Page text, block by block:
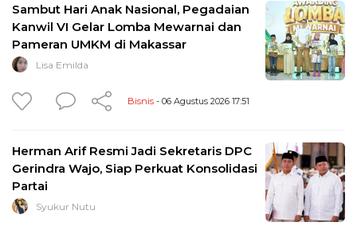
Sambut Hari Anak Nasional, Pegadaian
Kanwil VI Gelar Lomba Mewarnai dan
Pameran UMKM di Makassar
Lisa Emilda
Bisnis - 06 Agustus 2026 17:51
Herman Arif Resmi Jadi Sekretaris DPC
Gerindra Wajo, Siap Perkuat Konsolidasi
Partai
Syukur Nutu